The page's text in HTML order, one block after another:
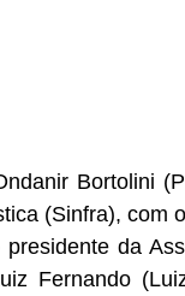
Bortolini
(Sinfra), com
da
Fernando